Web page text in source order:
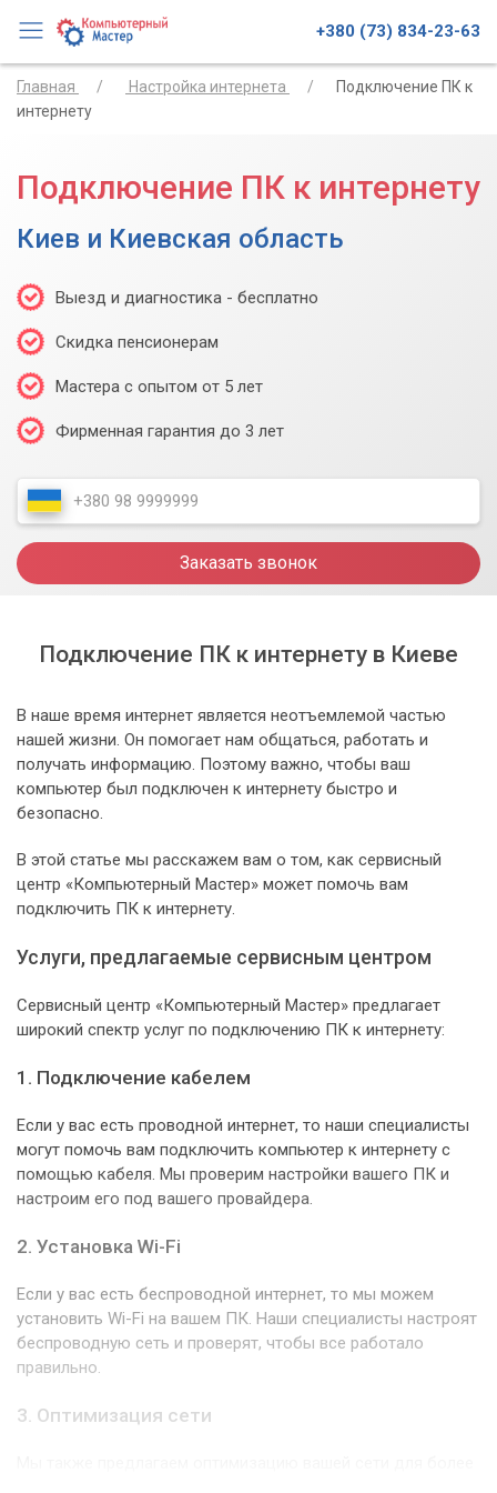
+380 (73) 834-23-63
Главная Настройка интернета
Подключение ПК к
интернету
Подключение ПК к интернету
Киев и Киевская область
Выезд и диагностика - бесплатно
Скидка пенсионерам
Мастера с опытом от 5 лет
Фирменная гарантия до 3 лет
Заказать звонок
Подключение ПК к интернету в Киеве
В наше время интернет является неотъемлемой частью
нашей жизни. Он помогает нам общаться, работать и
получать информацию. Поэтому важно, чтобы ваш
компьютер был подключен к интернету быстро и
безопасно.
В этой статье мы расскажем вам о том, как сервисный
центр «Компьютерный Мастер» может помочь вам
подключить ПК к интернету.
Услуги, предлагаемые сервисным центром
Сервисный центр «Компьютерный Мастер» предлагает
широкий спектр услуг по подключению ПК к интернету:
1. Подключение кабелем
Если у вас есть проводной интернет, то наши специалисты
могут помочь вам подключить компьютер к интернету с
помощью кабеля. Мы проверим настройки вашего ПК и
настроим его под вашего провайдера.
2. Установка Wi-Fi
Если у вас есть беспроводной интернет, то мы можем
установить Wi-Fi на вашем ПК. Наши специалисты настроят
беспроводную сеть и проверят, чтобы все работало
правильно.
3. Оптимизация сети